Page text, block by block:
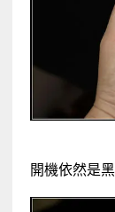
開機依然是